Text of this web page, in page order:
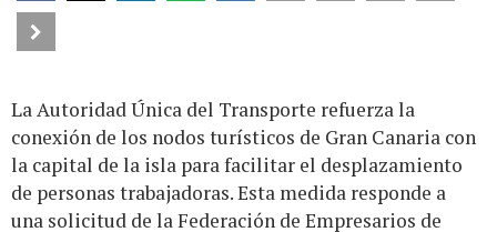
La Autoridad Única del Transporte refuerza la
conexión de los nodos turísticos de Gran Canaria con
la capital de la isla para facilitar el desplazamiento
de personas trabajadoras. Esta medida responde a
una solicitud de la Federación de Empresarios de